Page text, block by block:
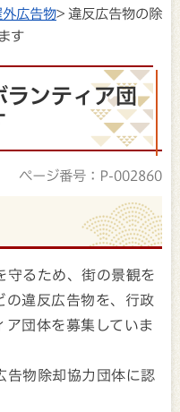
外広告物> 違反広告物の除
す
ランティア団
ページ番号：P-002860
守るため、街の景観を
の違反広告物を、行政
ア団体を募集していま
告物除却協力団体に認